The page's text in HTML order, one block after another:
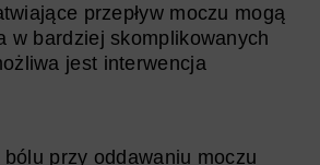
przepływ moczu mogą
w bardziej skomplikowanych
jest interwencja
przy oddawaniu moczu